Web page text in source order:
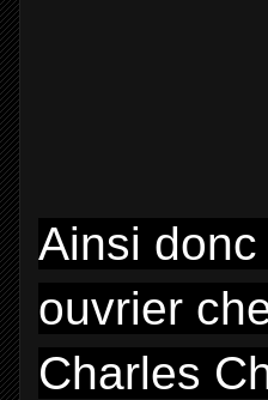
Ainsi
ouvrier
Charles